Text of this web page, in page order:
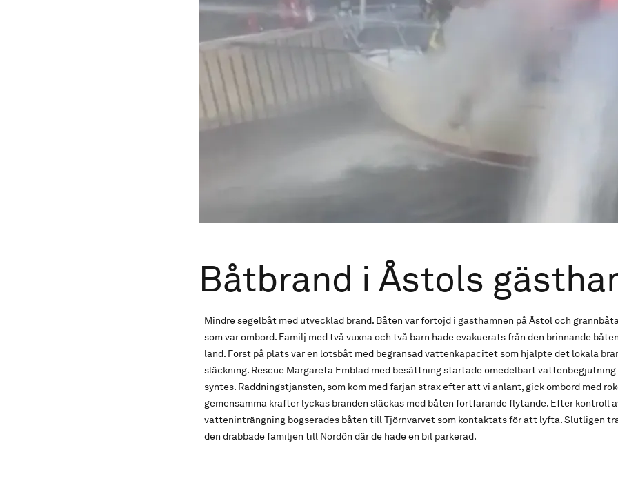
Båtbrand i Åstols
Mindre segelbåt med utvecklad brand. Båten var förtöjd i gästhamnen på Åstol och
som var ombord. Familj med två vuxna och två barn hade evakuerats från den brinnande
land. Först på plats var en lotsbåt med begränsad vattenkapacitet som hjälpte det lokala
släckning. Rescue Margareta Emblad med besättning startade omedelbart vattenbegjutning
syntes. Räddningstjänsten, som kom med färjan strax efter att vi anlänt, gick ombord med
gemensamma krafter lyckas branden släckas med båten fortfarande flytande. Efter kontroll
vatteninträngning bogserades båten till Tjörnvarvet som kontaktats för att lyfta. Slutligen
den drabbade familjen till Nordön där de hade en bil parkerad.